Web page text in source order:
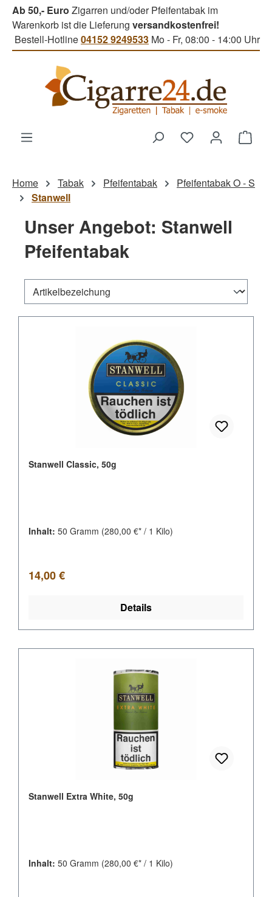
Zum Hauptinhalt springen
Ab 50,- Euro Zigarren und/oder Pfeifentabak im
Warenkorb ist die Lieferung versandkostenfrei!
Bestell-Hotline04152 9249533 Mo - Fr, 08:00 - 14:00 Uhr
Du hast 0
Home Tabak Pfeifentabak
Pfeifentabak O - S
Stanwell
Unser Angebot: Stanwell
Pfeifentabak
Stanwell Classic, 50g
Inhalt: 50 Gramm (280,00 €* / 1 Kilo)
Regulärer Preis:
14,00 €
Details
Stanwell Extra White, 50g
Inhalt: 50 Gramm (280,00 €* / 1 Kilo)